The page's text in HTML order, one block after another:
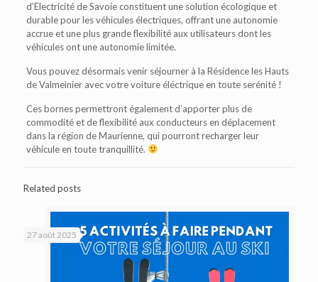
d’Electricité de Savoie constituent une solution écologique et
durable pour les véhicules électriques, offrant une autonomie
accrue et une plus grande flexibilité aux utilisateurs dont les
véhicules ont une autonomie limitée.
Vous pouvez désormais venir séjourner à la Résidence les Hauts
de Valmeinier avec votre voiture éléctrique en toute serénité !
Ces bornes permettront également d’apporter plus de
commodité et de flexibilité aux conducteurs en déplacement
dans la région de Maurienne, qui pourront recharger leur
véhicule en toute tranquillité.
Related posts
27 août 2025